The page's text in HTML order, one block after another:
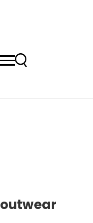
outwear